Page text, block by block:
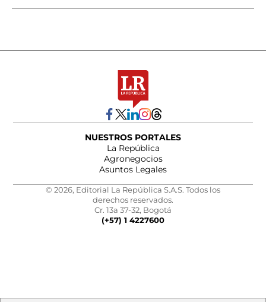
NUESTROS PORTALES
La República
Agronegocios
Asuntos Legales
© 2026, Editorial La República S.A.S. Todos los
derechos reservados.
Cr. 13a 37-32, Bogotá
(+57) 1 4227600